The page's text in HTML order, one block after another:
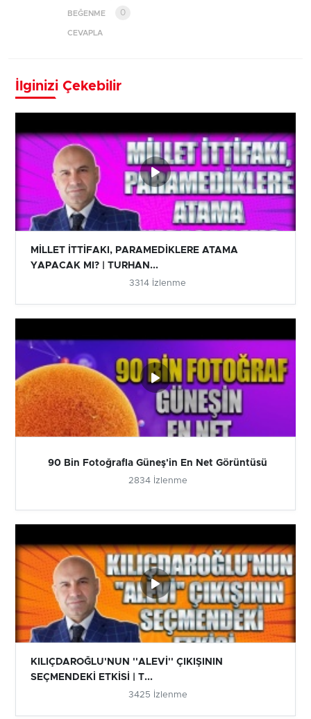
BEĞENME 0
CEVAPLA
İlginizi Çekebilir
MİLLET İTTİFAKI, PARAMEDİKLERE ATAMA
YAPACAK MI? | TURHAN...
3314 İzlenme
90 Bin Fotoğrafla Güneş'in En Net Görüntüsü
2834 İzlenme
KILIÇDAROĞLU'NUN ''ALEVİ'' ÇIKIŞININ
SEÇMENDEKİ ETKİSİ | T...
3425 İzlenme